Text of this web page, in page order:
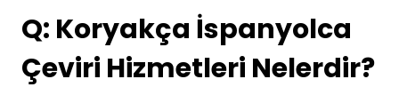
Q: Koryakça İspanyolca
Çeviri Hizmetleri Nelerdir?